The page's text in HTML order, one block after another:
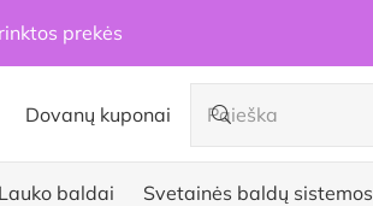
prekės
Dovanų kuponai
baldai Svetainės baldų sistemos